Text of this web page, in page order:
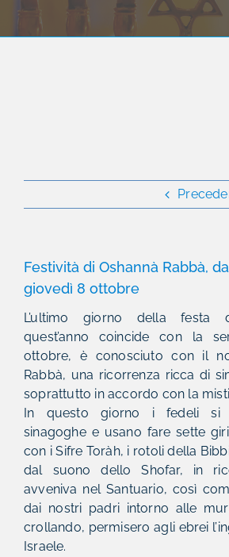
Festività di Oshannà Rabbà,
giovedì 8 ottobre
L’ultimo giorno della festa
quest’anno coincide con la
ottobre, è conosciuto con il
Rabbà, una ricorrenza ricca di
soprattutto in accordo con la
In questo giorno i fedeli si
sinagoghe e usano fare sette
con i Sifre Toràh, i rotoli della
dal suono dello Shofar, in
avveniva nel Santuario, così
dai nostri padri intorno alle
crollando, permisero agli ebrei
Israele.